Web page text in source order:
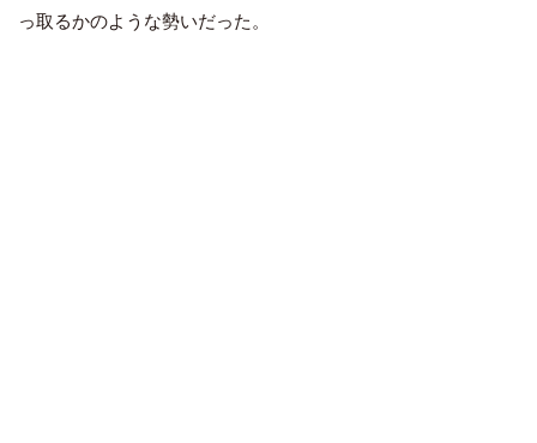
っ取るかのような勢いだった。